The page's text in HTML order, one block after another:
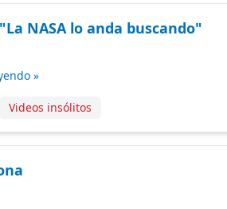
NASA lo anda buscando"
»
Videos insólitos